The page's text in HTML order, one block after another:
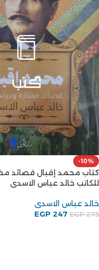
-10%
كتاب محمد إقبال قصائد
للكاتب خالد عباس الاسدى
خالد عباس الاسدى
EGP275
EGP 247